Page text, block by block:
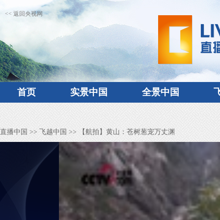
<< 返回央视网
首页 实景中国 全景中国
直播中国 >> 飞越中国 >> 【航拍】黄山：苍树葱宠万丈渊